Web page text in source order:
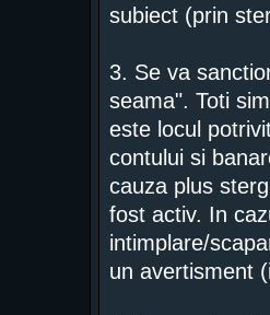
subiect (prin
3. Se va
seama". Toti
este locul
contului si
cauza plus
fost activ. In
intimplare/
un avertisment